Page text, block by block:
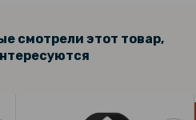
пленка Hydrogel Film для Tecno
смотрели этот товар,